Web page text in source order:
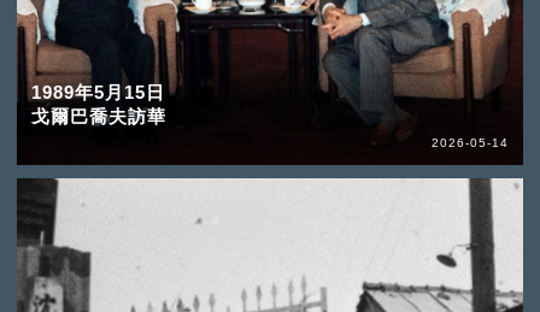
1989年5月15日
戈爾巴喬夫訪華
2026-05-14